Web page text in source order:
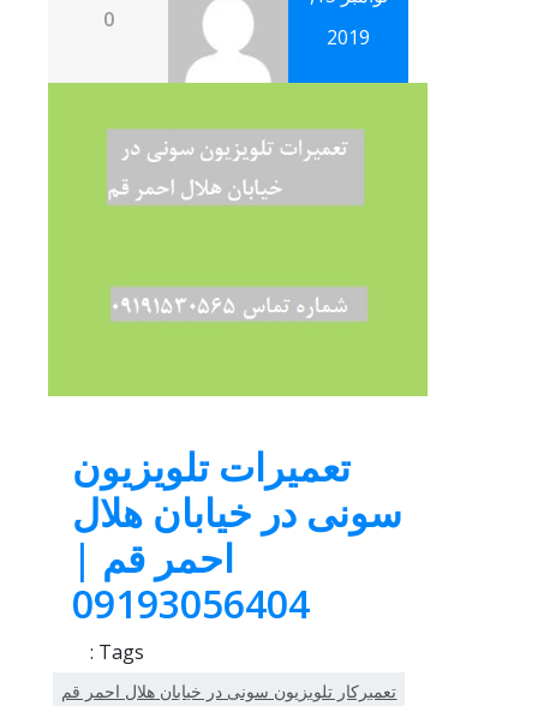
2019
0
تعمیرات تلویزیون
سونی در خیابان هلال
احمر قم |
09193056404
Tags :
تعمیرکار تلویزیون سونی در خیابان هلال احمر قم